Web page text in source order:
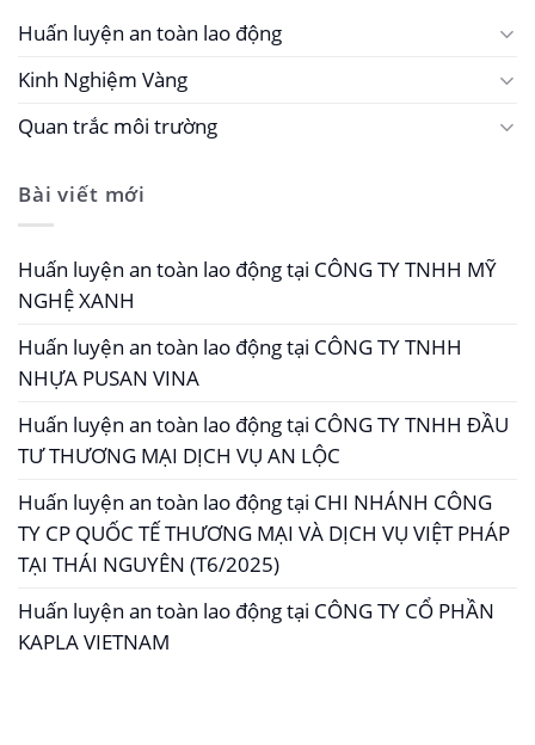
Huấn luyện an toàn lao động
Kinh Nghiệm Vàng
Quan trắc môi trường
Bài viết mới
Huấn luyện an toàn lao động tại CÔNG TY TNHH MỸ
NGHỆ XANH
Huấn luyện an toàn lao động tại CÔNG TY TNHH
NHỰA PUSAN VINA
Huấn luyện an toàn lao động tại CÔNG TY TNHH ĐẦU
TƯ THƯƠNG MẠI DỊCH VỤ AN LỘC
Huấn luyện an toàn lao động tại CHI NHÁNH CÔNG
TY CP QUỐC TẾ THƯƠNG MẠI VÀ DỊCH VỤ VIỆT PHÁP
TẠI THÁI NGUYÊN (T6/2025)
Huấn luyện an toàn lao động tại CÔNG TY CỔ PHẦN
KAPLA VIETNAM